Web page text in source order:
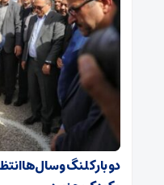
دو بار کلنگ و سال‌ها